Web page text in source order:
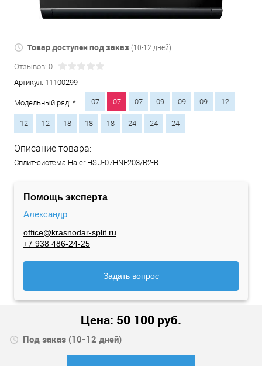
Товар доступен под заказ (10-12 дней)
Отзывов: 0
Артикул: 11100299
Модельный ряд: * 07 07 07 09 09 09 12
12 12 18 18 18 24 24 24
Описание товара:
Сплит-система Haier HSU-07HNF203/R2-B
Помощь эксперта
Александр
office@krasnodar-split.ru
+7 938 486-24-25
Задать вопрос
Цена: 50 100 руб.
Под заказ (10-12 дней)